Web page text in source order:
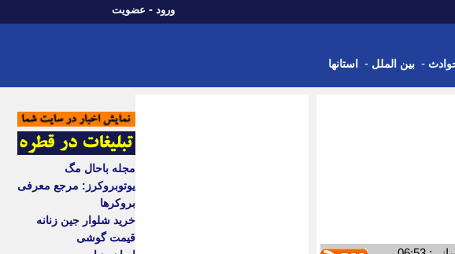
ورود - عضویت
- بین الملل - استانها
مجله باحال مگ
یوتوبروکرز: مرجع معرفی
بروکرها
خرید شلوار جین زنانه
قیمت گوشی